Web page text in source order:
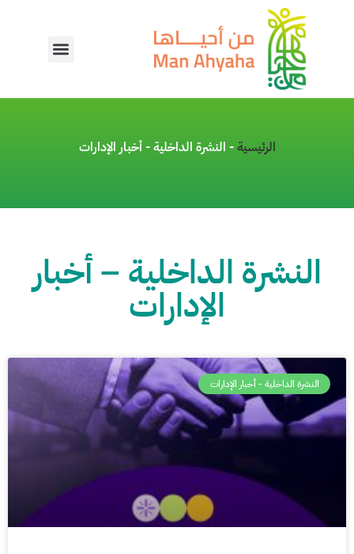
الرئيسية- النشرة الداخلية - أخبار الإدارات
النشرة الداخلية – أخبار
الإدارات
النشرة الداخلية - أخبار الإدارات